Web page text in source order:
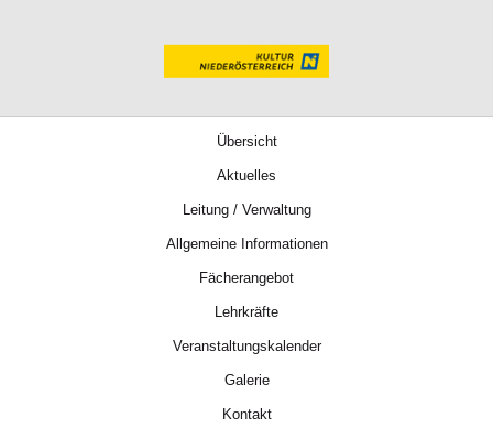
Übersicht
Aktuelles
Leitung / Verwaltung
Allgemeine Informationen
Fächerangebot
Lehrkräfte
Veranstaltungskalender
Galerie
Kontakt